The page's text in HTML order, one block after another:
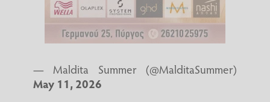
— Maldita Summer (@MalditaSummer)
May 11, 2026